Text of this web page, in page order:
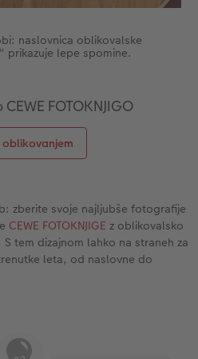
naslovnica oblikovalske
prikazuje lepe spomine.
FOTOKNJIGO
oblikovanjem
zberite svoje najljubše fotografije
CEWE FOTOKNJIGE z oblikovalsko
tem dizajnom lahko na straneh za
leta, od naslovne do